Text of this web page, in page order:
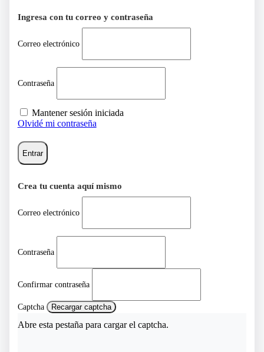
Ingresa con tu correo y contraseña
Correo electrónico
Contraseña
Mantener sesión iniciada
Olvidé mi contraseña
Entrar
Crea tu cuenta aquí mismo
Correo electrónico
Contraseña
Confirmar contraseña
Captcha Recargar captcha
Abre esta pestaña para cargar el captcha.